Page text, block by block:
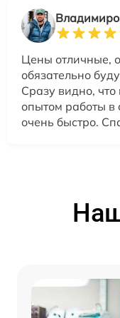
Цены отличные,
обязательно
Сразу видно,
опытом работы в
очень быстро.